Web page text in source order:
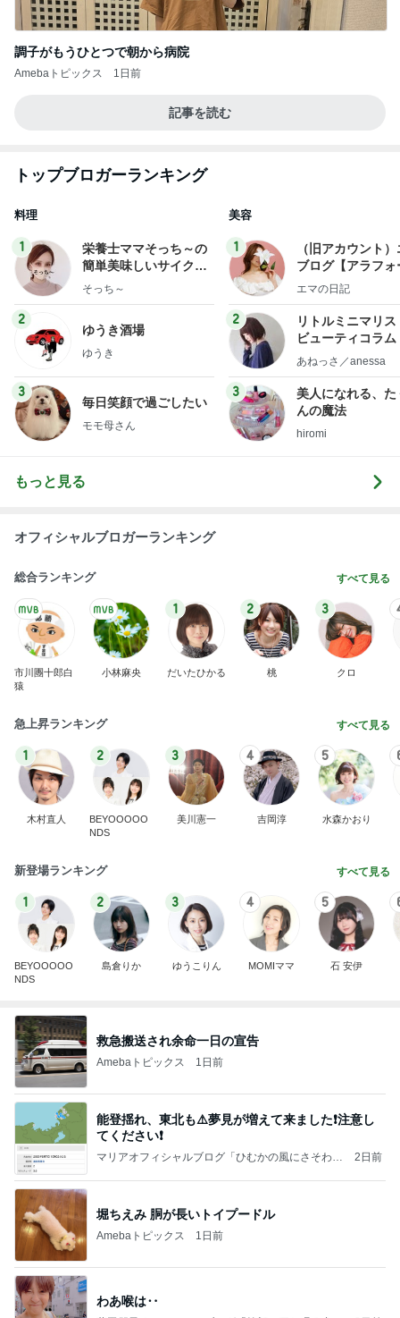
調子がもうひとつで朝から病院
Amebaトピックス 1日前
記事を読む
トップブロガーランキング
料理
1
栄養士ママそっち～の
簡単美味しいサイクル
献立
そっち～
2
ゆうき酒場
ゆうき
3
毎日笑顔で過ごしたい
モモ母さん
美容
1
（旧アカウント
ブログ【アラフォ
社売却セカンドラ
エマの日記
2
リトルミニマリス
ビューティコラ
little
あねっさ／anessa
3
美人になれる、た
んの魔法
hiromi
もっと見る
オフィシャルブロガーランキング
総合ランキング すべて見る
市川團十郎白
猿
小林麻央
1
だいたひかる
2
桃
3
クロ
急上昇ランキング すべて見る
1
木村直人
2
BEYOOOOO
NDS
3
美川憲一
4
吉岡淳
5
水森かおり
新登場ランキング すべて見る
1
BEYOOOOO
NDS
2
島倉りか
3
ゆうこりん
4
MOMIママ
5
石 安伊
救急搬送され余命一日の宣告
Amebaトピックス 1日前
能登揺れ、東北も⚠️夢見が増えて来ました❗️注意し
てください❗️
マリアオフィシャルブログ「ひむかの風にさそわれ
2日前
堀ちえみ 胴が長いトイプードル
Amebaトピックス 1日前
わあ喉は‥